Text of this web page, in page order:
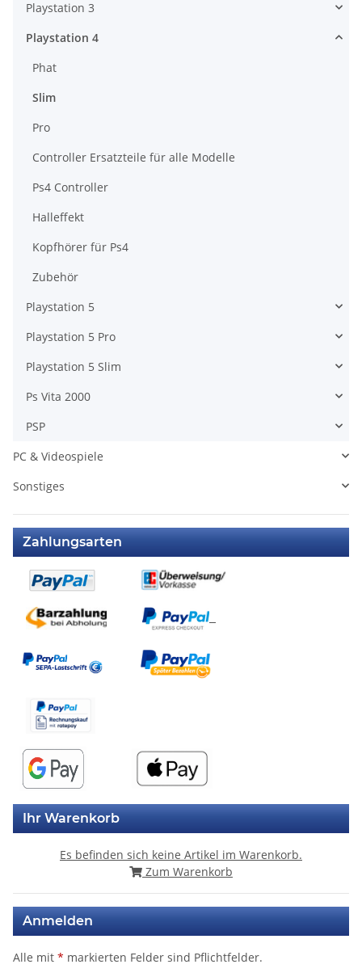
Playstation 3
Playstation 4
Phat
Slim
Pro
Controller Ersatzteile für alle Modelle
Ps4 Controller
Halleffekt
Kopfhörer für Ps4
Zubehör
Playstation 5
Playstation 5 Pro
Playstation 5 Slim
Ps Vita 2000
PSP
PC & Videospiele
Sonstiges
Zahlungsarten
Ihr Warenkorb
Es befinden sich keine Artikel im Warenkorb.
Zum Warenkorb
Anmelden
Alle mit * markierten Felder sind Pflichtfelder.